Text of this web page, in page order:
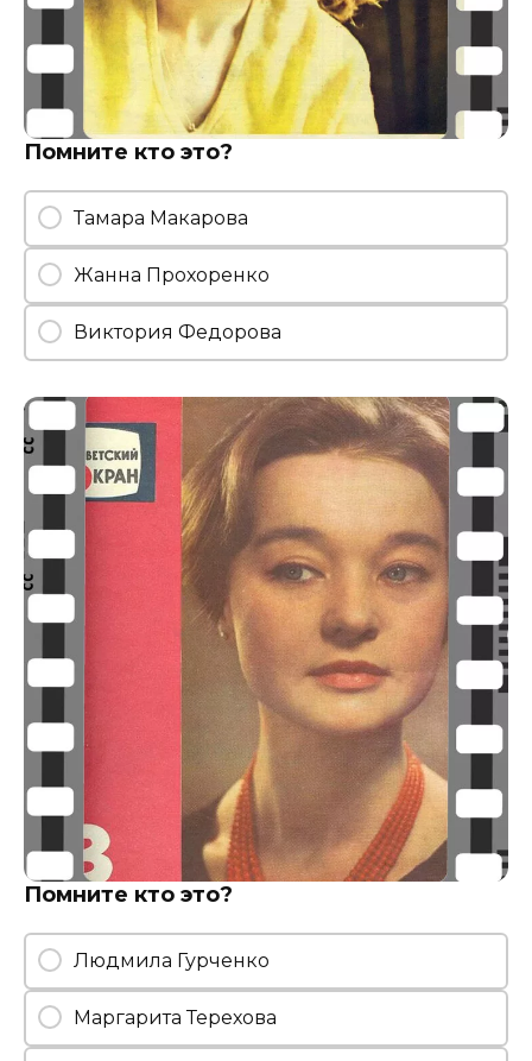
Помните кто это?
Тамара Макарова
Жанна Прохоренко
Виктория Федорова
Помните кто это?
Людмила Гурченко
Маргарита Терехова